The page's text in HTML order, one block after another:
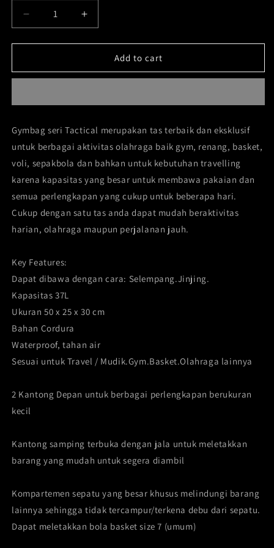
out
Decrease
quantity
for
Gymbag
Increase
quantity
for
Tactical
Gymbag
Add to cart
Gymbag seri Tactical merupakan tas terbaik dan eksklusif
untuk berbagai aktivitas olahraga baik gym, renang, basket,
voli, sepakbola dan bahkan untuk kebutuhan travelling
karena kapasitas yang besar untuk membawa pakaian dan
semua perlengkapan yang cukup untuk beberapa hari.
Cukup dengan satu tas anda dapat mudah beraktivitas
harian, olahraga maupun perjalanan jauh.
Key Features:
Dapat dibawa dengan cara: Selempang.Jinjing.
Kapasitas 37L
Ukuran 50 x 25 x 30 cm
Bahan Cordura
Waterproof, tahan air
Sesuai untuk Travel / Mudik.Gym.Basket.Olahraga lainnya
2 Kantong Depan untuk berbagai perlengkapan berukuran
kecil
Kantong samping terbuka dengan jala untuk meletakkan
barang yang mudah untuk segera diambil
Kompartemen sepatu yang besar khusus melindungi barang
lainnya sehingga tidak tercampur/terkena debu dari sepatu.
Dapat meletakkan bola basket size 7 (umum)